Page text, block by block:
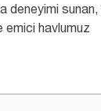
deneyimi sunan,
emici havlumuz